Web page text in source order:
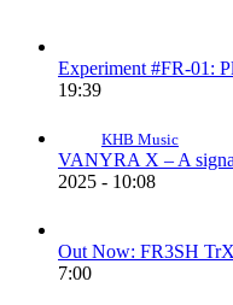
Experiment #FR-01:
19:39
KHB Music
VANYRA X – A
2025 - 10:08
Out Now: FR3SH
7:00